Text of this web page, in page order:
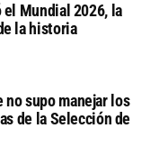
el Mundial 2026, la
la historia
no supo manejar los
de la Selección de